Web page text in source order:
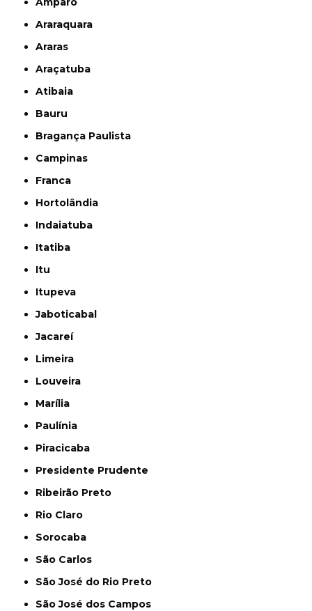
Araraquara
Araras
Araçatuba
Atibaia
Bauru
Bragança Paulista
Campinas
Franca
Hortolândia
Indaiatuba
Itatiba
Itu
Itupeva
Jaboticabal
Jacareí
Limeira
Louveira
Marília
Paulínia
Piracicaba
Presidente Prudente
Ribeirão Preto
Rio Claro
Sorocaba
São Carlos
São José do Rio Preto
São José dos Campos